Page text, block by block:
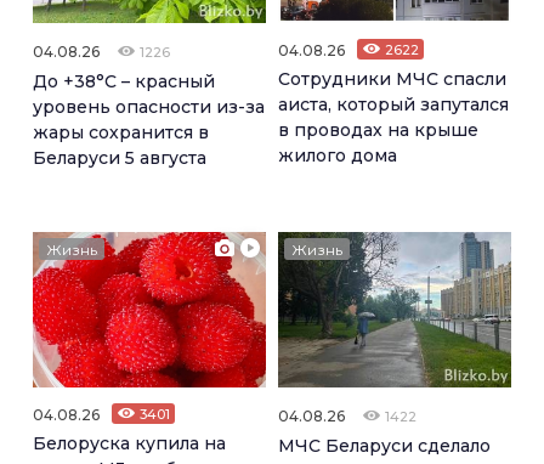
04.08.26 1226
До +38°С – красный
уровень опасности из-за
жары сохранится в
Беларуси 5 августа
04.08.26 2622
Сотрудники МЧС спасли
аиста, который запутался
в проводах на крыше
жилого дома
Жизнь
04.08.26 3401
Белоруска купила на
Жизнь
04.08.26 1422
МЧС Беларуси сделало